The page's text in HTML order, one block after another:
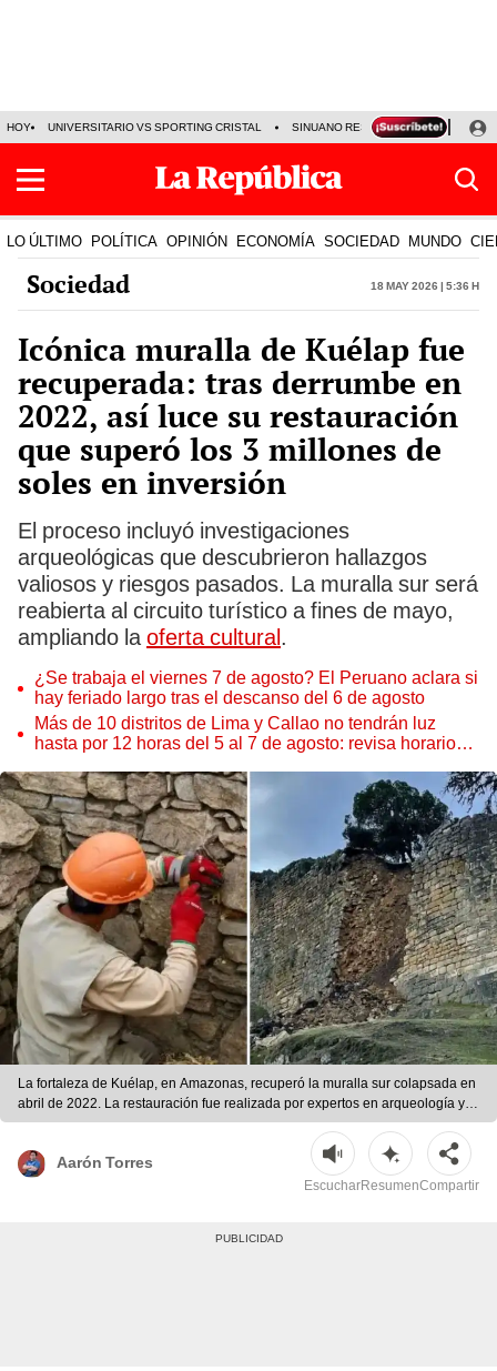
HOY UNIVERSITARIO VS SPORTING CRISTAL SINUANO RESULTADOS HOY
LO ÚLTIMO POLÍTICA OPINIÓN ECONOMÍA SOCIEDAD MUNDO
Sociedad 18 May 2026 | 5:36 h
Icónica muralla de Kuélap fue
recuperada: tras derrumbe en
2022, así luce su restauración
que superó los 3 millones de
soles en inversión
El proceso incluyó investigaciones
arqueológicas que descubrieron hallazgos
valiosos y riesgos pasados. La muralla sur será
reabierta al circuito turístico a fines de mayo,
ampliando la oferta cultural.
¿Se trabaja el viernes 7 de agosto? El Peruano aclara si
hay feriado largo tras el descanso del 6 de agosto
Más de 10 distritos de Lima y Callao no tendrán luz
hasta por 12 horas del 5 al 7 de agosto: revisa horarios y
La fortaleza de Kuélap, en Amazonas, recuperó la muralla sur colapsada en
abril de 2022. La restauración fue realizada por expertos en arqueología y
conservación, devolviendo su forma original. | Foto: Andina/Composición LR
Aarón Torres
EscucharResumenCompartir